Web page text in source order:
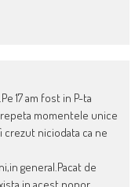
17 am fost in P-ta
repeta momentele unice
crezut niciodata ca ne
general.Pacat de